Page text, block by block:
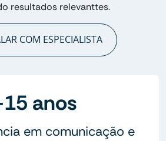
resultados relevanttes.
COM ESPECIALISTA
anos
em comunicação e